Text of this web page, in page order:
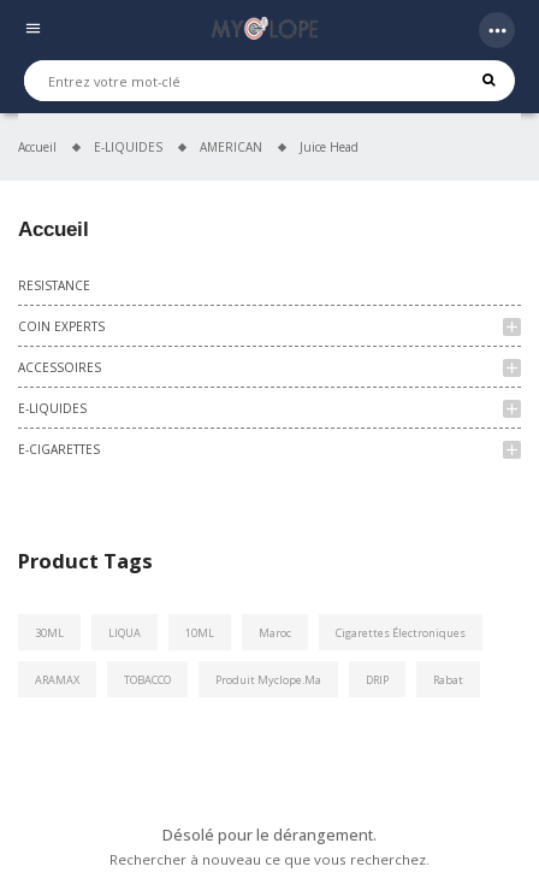
menu more_horiz
Accueil E-LIQUIDES AMERICAN Juice Head
Accueil
RESISTANCE
COIN EXPERTS add
ACCESSOIRES add
E-LIQUIDES add
E-CIGARETTES add
Product Tags
30ML LIQUA 10ML Maroc Cigarettes Électroniques
ARAMAX TOBACCO Produit Myclope.ma DRIP Rabat
Désolé pour le dérangement.
Rechercher à nouveau ce que vous recherchez.